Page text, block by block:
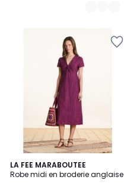
LA FEE MARABOUTEE
Robe midi en broderie anglaise
3
Couleurs